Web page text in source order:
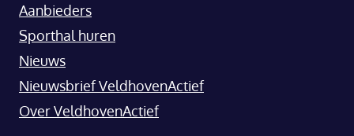
Aanbieders
Sporthal huren
Nieuws
Nieuwsbrief VeldhovenActief
Over VeldhovenActief